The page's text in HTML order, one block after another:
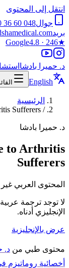
انتقل إلى المحتوى
جوال36 60 048
بريد
★
4.8 · 246
Google
د. حميرا بادشا
English
الرئيسية
/
Sufferers
د. حميرا بادشا
to Arthritis
Sufferers
المحتوى العربي
لا توجد ترجمة
الإنجليزي أدناه.
عرض بالإنجليزية
محتوى طبي من د.
أخصائية روماتيزم